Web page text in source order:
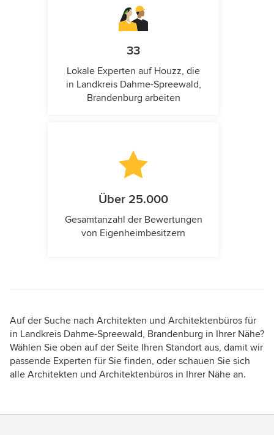
33
Lokale Experten auf Houzz, die
in Landkreis Dahme-Spreewald,
Brandenburg arbeiten
Über 25.000
Gesamtanzahl der Bewertungen
von Eigenheimbesitzern
Auf der Suche nach Architekten und Architektenbüros für
in Landkreis Dahme-Spreewald, Brandenburg in Ihrer Nähe?
Wählen Sie oben auf der Seite Ihren Standort aus, damit wir
passende Experten für Sie finden, oder schauen Sie sich
alle Architekten und Architektenbüros in Ihrer Nähe an.